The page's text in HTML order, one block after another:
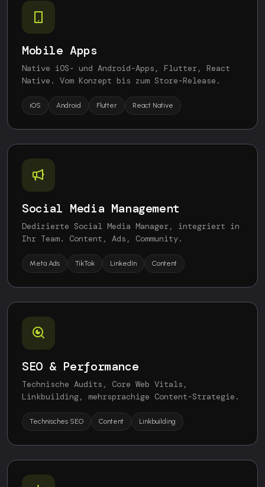
Mobile Apps
Native iOS- und Android-Apps, Flutter, React
Native. Vom Konzept bis zum Store-Release.
iOS Android Flutter React Native
Social Media Management
Dedizierte Social Media Manager, integriert in
Ihr Team. Content, Ads, Community.
Meta Ads TikTok LinkedIn Content
SEO & Performance
Technische Audits, Core Web Vitals,
Linkbuilding, mehrsprachige Content-Strategie.
Technisches SEO Content Linkbuilding